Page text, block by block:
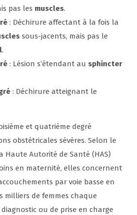
pas les muscles.
: Déchirure affectant à la fois la
sous-jacents, mais pas le
.
: Lésion s’étendant au sphincter
: Déchirure atteignant le
et quatrième degré
obstétricales sévères. Selon le
Autorité de Santé (HAS)
en maternité, elles concernent
par voie basse en
milliers de femmes chaque
ou de prise en charge